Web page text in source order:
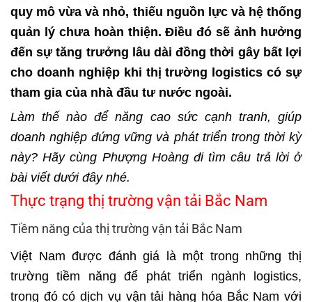
quy mô vừa và nhỏ, thiếu nguồn lực và hệ thống
quản lý chưa hoàn thiện. Điều đó sẽ ảnh hưởng
đến sự tăng trưởng lâu dài đồng thời gây bất lợi
cho doanh nghiệp khi thị trường logistics có sự
tham gia của nhà đầu tư nước ngoài.
Làm thế nào để năng cao sức cạnh tranh, giúp
doanh nghiệp đứng vững và phát triển trong thời kỳ
này? Hãy cùng Phượng Hoàng đi tìm câu trả lời ở
bài viết dưới đây nhé.
Thực trạng thị trường vận tải Bắc Nam
Tiềm năng của thị trường vận tải Bắc Nam
Việt Nam được đánh giá là một trong những thị
trường tiềm năng để phát triển ngành logistics,
trong đó có dịch vụ vận tải hàng hóa Bắc Nam với